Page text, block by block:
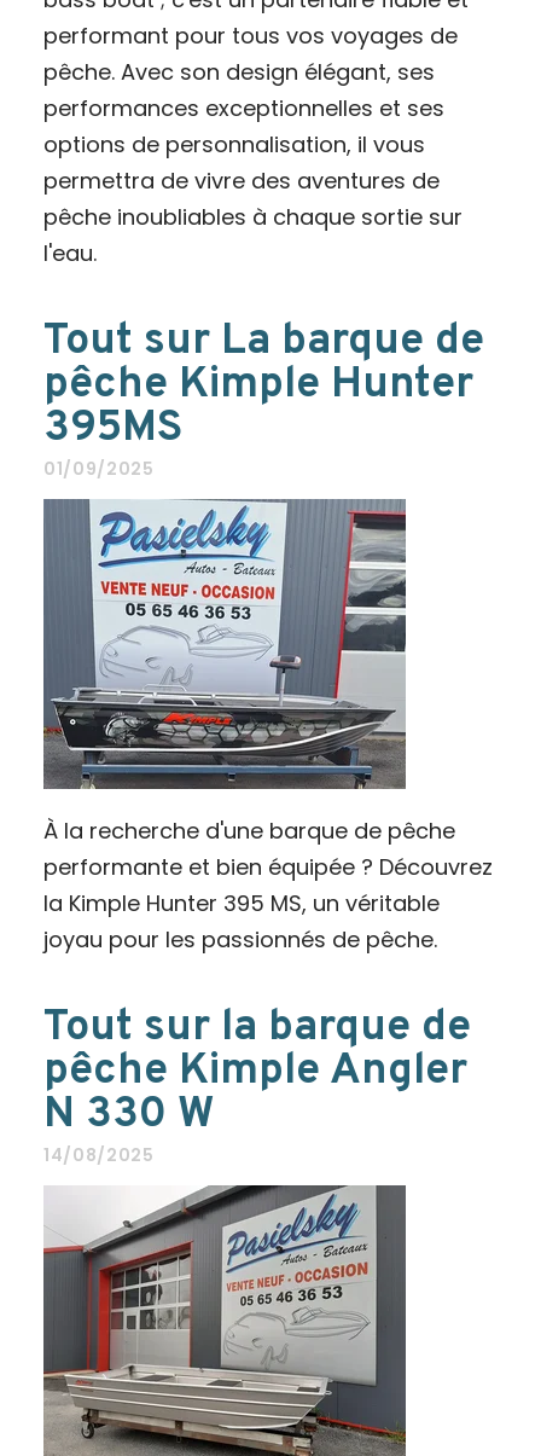
performant pour tous vos voyages de
pêche. Avec son design élégant, ses
performances exceptionnelles et ses
options de personnalisation, il vous
permettra de vivre des aventures de
pêche inoubliables à chaque sortie sur
l'eau.
Tout sur La barque de
pêche Kimple Hunter
395MS
01/09/2025
À la recherche d'une barque de pêche
performante et bien équipée ? Découvrez
la Kimple Hunter 395 MS, un véritable
joyau pour les passionnés de pêche.
Tout sur la barque de
pêche Kimple Angler
N 330 W
14/08/2025